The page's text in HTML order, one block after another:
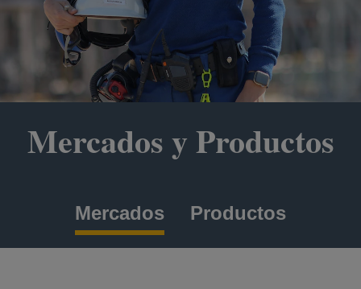
Mercados y Productos
Mercados Productos